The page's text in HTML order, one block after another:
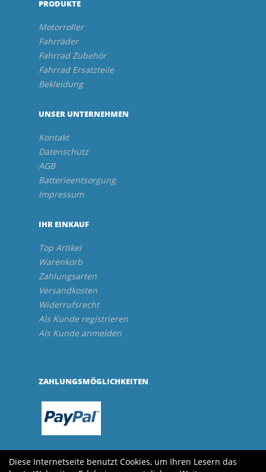
PRODUKTE
Motorroller
Fahrräder
Fahrrad Zubehör
Fahrrad Ersatzteile
Bekleidung
UNSER UNTERNEHMEN
Kontakt
Datenschutz
AGB
Batterieentsorgung
Impressum
IHR EINKAUF
Top Artikel
Warenkorb
Zahlungsarten
Versandkosten
Widerrufsrecht
Als Kunde registrieren
Als Kunde anmelden
ZAHLUNGSMÖGLICHKEITEN
Diese Internetseite benutzt Cookies, um Ihren Lesern das